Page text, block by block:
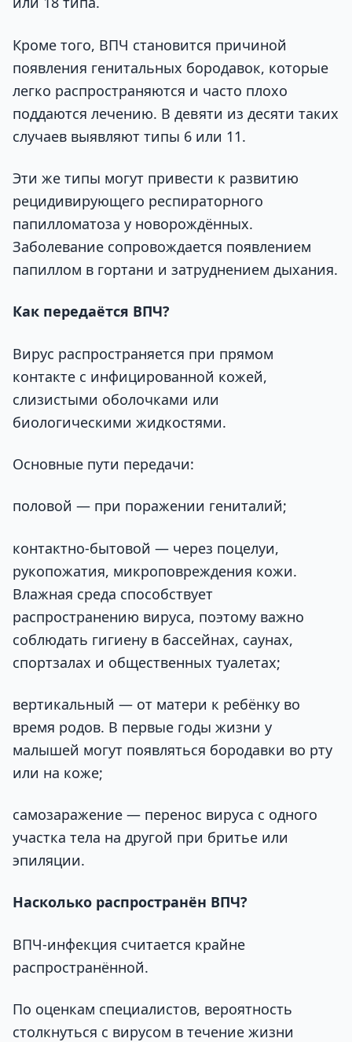
Кроме того, ВПЧ становится причиной
появления генитальных бородавок, которые
легко распространяются и часто плохо
поддаются лечению. В девяти из десяти таких
случаев выявляют типы 6 или 11.
Эти же типы могут привести к развитию
рецидивирующего респираторного
папилломатоза у новорождённых.
Заболевание сопровождается появлением
папиллом в гортани и затруднением дыхания.
Как передаётся ВПЧ?
Вирус распространяется при прямом
контакте с инфицированной кожей,
слизистыми оболочками или
биологическими жидкостями.
Основные пути передачи:
половой — при поражении гениталий;
контактно-бытовой — через поцелуи,
рукопожатия, микроповреждения кожи.
Влажная среда способствует
распространению вируса, поэтому важно
соблюдать гигиену в бассейнах, саунах,
спортзалах и общественных туалетах;
вертикальный — от матери к ребёнку во
время родов. В первые годы жизни у
малышей могут появляться бородавки во рту
или на коже;
самозаражение — перенос вируса с одного
участка тела на другой при бритье или
эпиляции.
Насколько распространён ВПЧ?
ВПЧ-инфекция считается крайне
распространённой.
По оценкам специалистов, вероятность
столкнуться с вирусом в течение жизни